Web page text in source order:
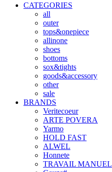
CATEGORIES
all
outer
tops&onepiece
allinone
shoes
bottoms
sox&tights
goods&accessory
other
sale
BRANDS
Veritecoeur
ARTE POVERA
Yarmo
HOLD FAST
ALWEL
Honnete
TRAVAIL MANUEL